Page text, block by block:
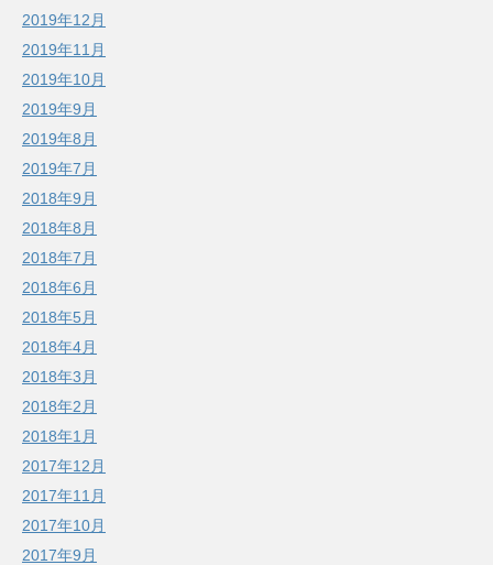
2019年12月
2019年11月
2019年10月
2019年9月
2019年8月
2019年7月
2018年9月
2018年8月
2018年7月
2018年6月
2018年5月
2018年4月
2018年3月
2018年2月
2018年1月
2017年12月
2017年11月
2017年10月
2017年9月